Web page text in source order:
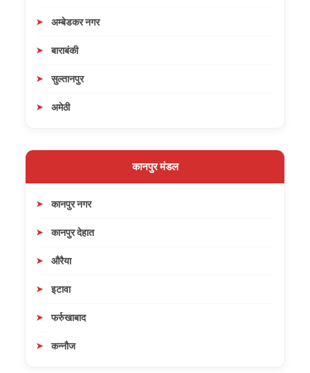
अम्बेडकर नगर
बाराबंकी
सुल्तानपुर
अमेठी
कानपुर मंडल
कानपुर नगर
कानपुर देहात
औरैया
इटावा
फर्रुखाबाद
कन्नौज